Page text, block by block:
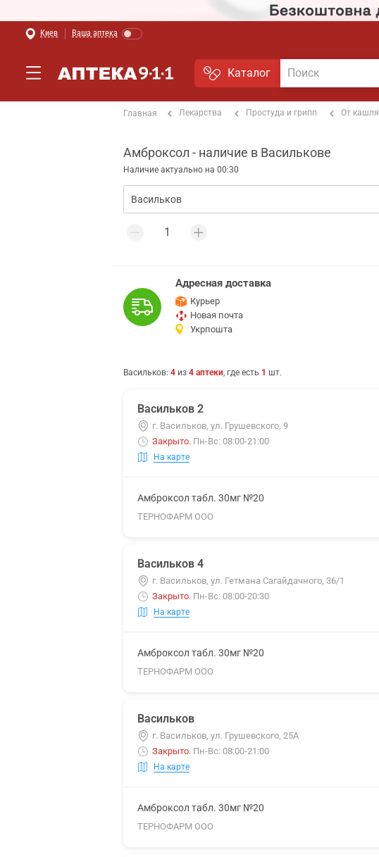
Киев Ваша аптека
Каталог
Главная Лекарства Простуда и грипп От кашля
Амброксол - наличие в Василькове
Наличие актуально на 00:30
Адресная доставка
Курьер
Новая почта
Укрпошта
Васильков: 4 из 4 аптеки, где есть 1 шт.
Васильков 2
г. Васильков, ул. Грушевского, 9
Закрыто. Пн-Вс: 08:00-21:00
На карте
Амброксол табл. 30мг №20
ТЕРНОФАРМ ООО
Васильков 4
г. Васильков, ул. Гетмана Сагайдачного, 36/1
Закрыто. Пн-Вс: 08:00-20:30
На карте
Амброксол табл. 30мг №20
ТЕРНОФАРМ ООО
Васильков
г. Васильков, ул. Грушевского, 25А
Закрыто. Пн-Вс: 08:00-21:00
На карте
Амброксол табл. 30мг №20
ТЕРНОФАРМ ООО